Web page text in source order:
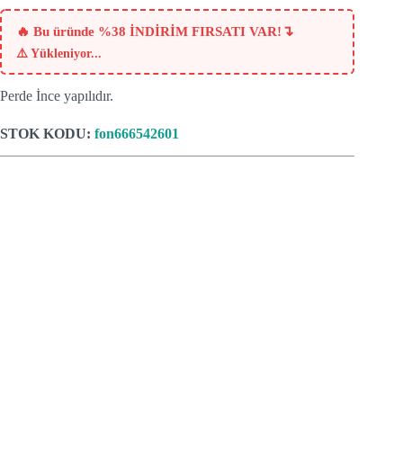
₺879.
fiyat:
₺549.
🔥 Bu üründe %38 İNDİRİM FIRSATI VAR! ↴
⚠️ Yükleniyor...
Perde İnce yapılıdır.
STOK KODU: fon666542601